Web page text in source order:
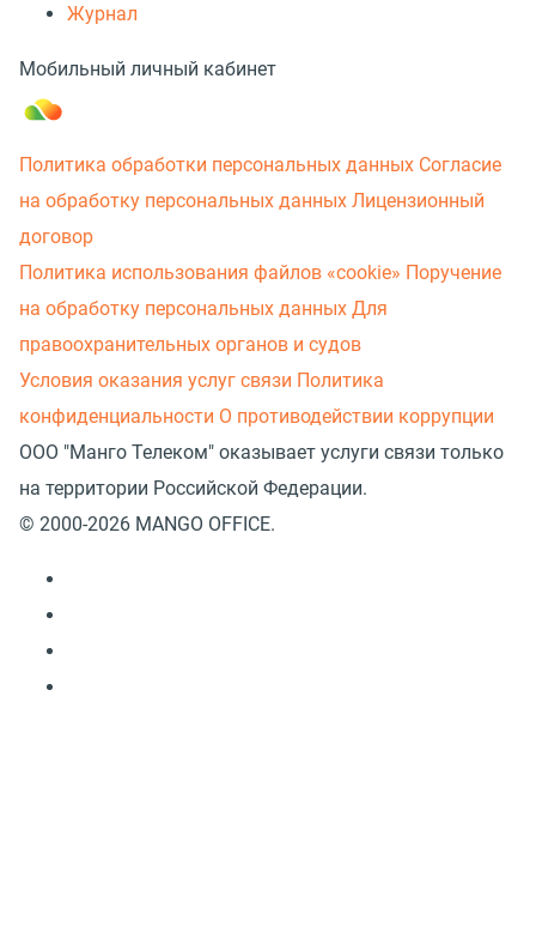
Журнал
Мобильный личный кабинет
Политика обработки персональных данных Согласие
на обработку персональных данных Лицензионный
договор
Политика использования файлов «cookie» Поручение
на обработку персональных данных Для
правоохранительных органов и судов
Условия оказания услуг связи Политика
конфиденциальности О противодействии коррупции
ООО "Манго Телеком" оказывает услуги связи только
на территории Российской Федерации.
© 2000-2026 MANGO OFFICE.